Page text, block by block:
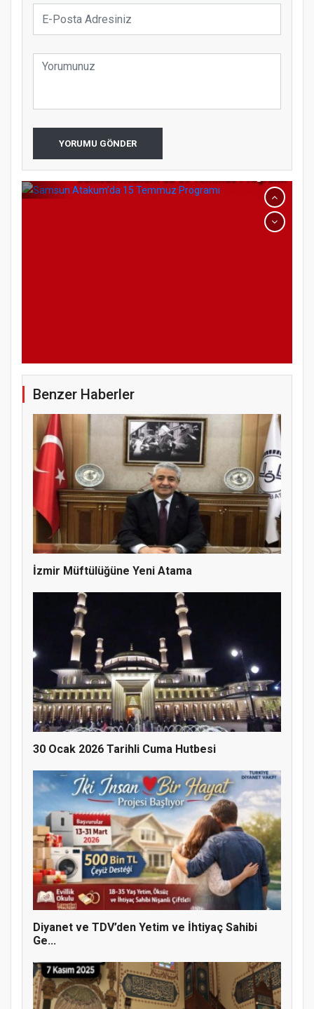
YORUMU GÖNDER
Türkiye’de insanlar dinle bağlarını
koparıyor mu?
Doğanyol'da Temel Dini Bilgiler Sınavı
Gerçekleştirildi
Benzer Haberler
İzmir Müftülüğüne Yeni Atama
30 Ocak 2026 Tarihli Cuma Hutbesi
Diyanet ve TDV’den Yetim ve İhtiyaç Sahibi
Ge...